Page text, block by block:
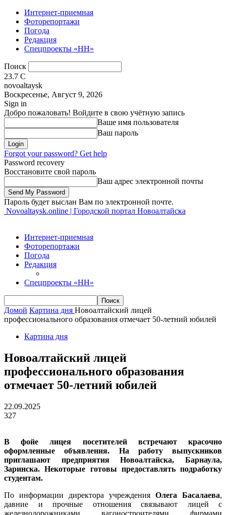
Интернет-приемная
Фоторепортажи
Погода
Редакция
Спецпроекты «НН»
Поиск
23.7 C
novoaltaysk
Воскресенье, Август 9, 2026
Sign in
Добро пожаловать! Войдите в свою учётную запись
Ваше имя пользователя
Ваш пароль
Forgot your password? Get help
Password recovery
Восстановите свой пароль
Ваш адрес электронной почты
Пароль будет выслан Вам по электронной почте.
Novoaltaysk.online | Городской портал Новоалтайска
Интернет-приемная
Фоторепортажи
Погода
Редакция
Спецпроекты «НН»
Домой Картина дня Новоалтайский лицей
профессионального образования отмечает 50-летний юбилей
Картина дня
Новоалтайский лицей
профессионального образования
отмечает 50-летний юбилей
22.09.2025
327
В фойе лицея посетителей встречают красочно
оформленные объявления. На работу выпускников
приглашают предприятия Новоалтайска, Барнаула,
Заринска. Некоторые готовы предоставлять подработку
студентам.
По информации директора учреждения Олега Басалаева,
давние и прочные отношения связывают лицей с
железнодорожниками, вагоностроителями, фирмами